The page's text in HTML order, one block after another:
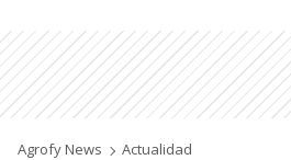
Agrofy News Actualidad